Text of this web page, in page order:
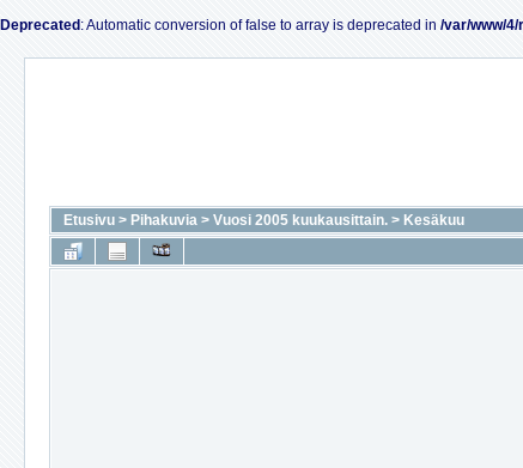
Deprecated : Automatic conversion of false to array is deprecated in /var/www/
Etusivu > Pihakuvia > Vuosi 2005 kuukausittain. > Kesäkuu